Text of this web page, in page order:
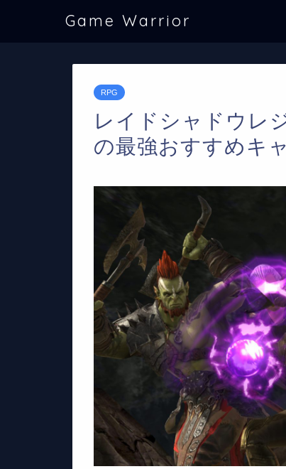
Game Warrior
RPG
レイドシャドウレ
の最強おすすめキ